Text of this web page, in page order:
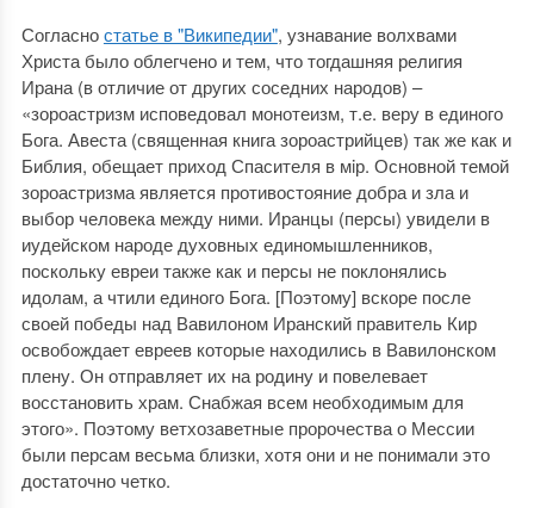
Согласностатье в "Википедии", узнавание волхвами
Христа было облегчено и тем, что тогдашняя религия
Ирана (в отличие от других соседних народов) –
«зороастризм исповедовал монотеизм, т.е. веру в единого
Бога. Авеста (священная книга зороастрийцев) так же как и
Библия, обещает приход Спасителя в мiр. Основной темой
зороастризма является противостояние добра и зла и
выбор человека между ними. Иранцы (персы) увидели в
иудейском народе духовных единомышленников,
поскольку евреи также как и персы не поклонялись
идолам, а чтили единого Бога. [Поэтому] вскоре после
своей победы над Вавилоном Иранский правитель Кир
освобождает евреев которые находились в Вавилонском
плену. Он отправляет их на родину и повелевает
восстановить храм. Снабжая всем необходимым для
этого». Поэтому ветхозаветные пророчества о Мессии
были персам весьма близки, хотя они и не понимали это
достаточно четко.